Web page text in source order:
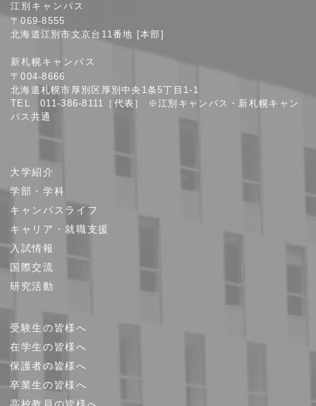
幌
学
大
学
江別キャンパス
〒069-8555
北海道江別市文京台11番地 [本部]
新札幌キャンパス
〒004-8666
北海道札幌市厚別区厚別中央1条5丁目1-1
TEL 011-386-8111［代表］ ※江別キャンパス・新札幌キャン
パス共通
ト
プ
大学紹介
学部・学科
キャンパスライフ
キャリア・就職支援
入試情報
国際交流
研究活動
受験生の皆様へ
在学生の皆様へ
保護者の皆様へ
卒業生の皆様へ